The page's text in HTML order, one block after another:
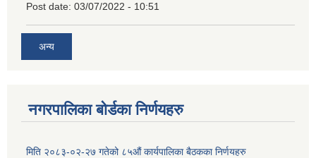
Post date: 03/07/2022 - 10:51
अन्य
नगरपालिका बोर्डका निर्णयहरु
मिति २०८३-०२-२७ गतेको ८५औं कार्यपालिका बैठकका निर्णयहरु